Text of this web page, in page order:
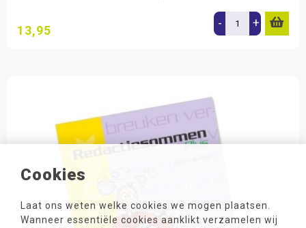
Cookies
Laat ons weten welke cookies we mogen plaatsen.
Wanneer essentiële cookies aanklikt verzamelen wij
13,95 - +